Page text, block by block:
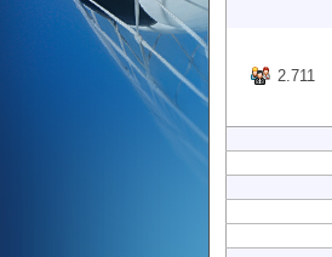
2.711